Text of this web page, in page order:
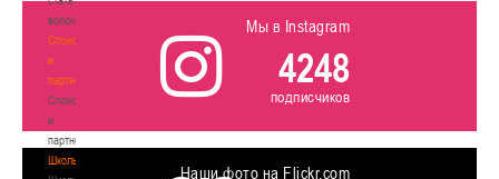
волонтером
Спонсоры
и
партнеры
Спонсоры
и
партнеры
Школы
Мы в Instagram
4248
подписчиков
Наши фото на Flickr.com